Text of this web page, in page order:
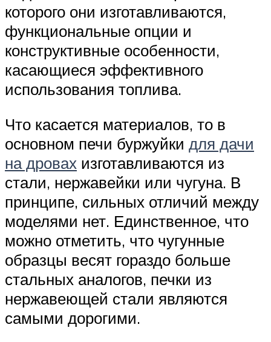
которого они изготавливаются,
функциональные опции и
конструктивные особенности,
касающиеся эффективного
использования топлива.
Что касается материалов, то в
основном печи буржуйки для дачи
на дровах изготавливаются из
стали, нержавейки или чугуна. В
принципе, сильных отличий между
моделями нет. Единственное, что
можно отметить, что чугунные
образцы весят гораздо больше
стальных аналогов, печки из
нержавеющей стали являются
самыми дорогими.